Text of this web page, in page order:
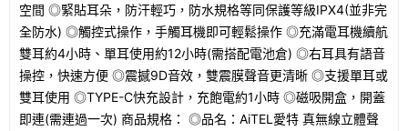
空間 ◎緊貼耳朵，防汗輕巧，防水規格等同保護等級IPX4(並非完
全防水) ◎觸控式操作，手觸耳機即可輕鬆操作 ◎充滿電耳機續航
雙耳約4小時、單耳使用約12小時(需搭配電池倉) ◎右耳具有語音
操控，快速方便 ◎震撼9D音效，雙震膜聲音更清晰 ◎支援單耳或
雙耳使用 ◎TYPE-C快充設計，充飽電約1小時 ◎磁吸開盒，開蓋
即連(需連過一次) 商品規格： ◎品名：AiTEL愛特 真無線立體聲